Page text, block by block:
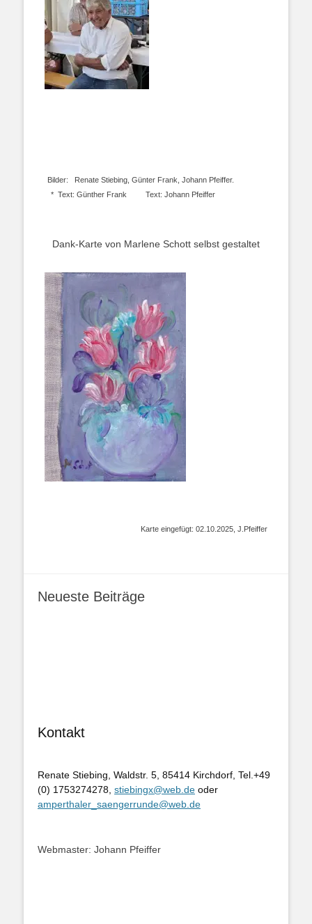
Bilder: Renate Stiebing, Günter Frank, Johann Pfeiffer.
* Text: Günther Frank Text: Johann Pfeiffer
Dank-Karte von Marlene Schott selbst gestaltet
Karte eingefügt: 02.10.2025, J.Pfeiffer
Neueste Beiträge
Kontakt
Renate Stiebing, Waldstr. 5, 85414 Kirchdorf, Tel.+49
(0) 1753274278, stiebingx@web.de oder
amperthaler_saengerrunde@web.de
Webmaster: Johann Pfeiffer